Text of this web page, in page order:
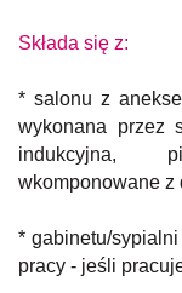
Składa się z:
* salonu z
wykonana przez
indukcyjna,
wkomponowane z
* gabinetu/
pracy - jeśli